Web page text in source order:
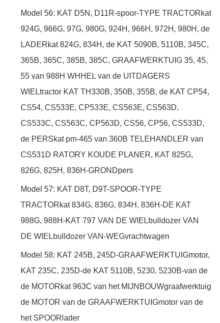
Model 56: KAT D5N, D11R-spoor-TYPE TRACTORkat
924G, 966G, 97G, 980G, 924H, 966H, 972H, 980H, de
LADERkat 824G, 834H, de KAT 5090B, 5110B, 345C,
365B, 365C, 385B, 385C, GRAAFWERKTUIG 35, 45,
55 van 988H WHHEL van de UITDAGERS
WIELtractor KAT TH330B, 350B, 355B, de KAT CP54,
CS54, CS533E, CP533E, CS563E, CS563D,
CS533C, CS563C, CP563D, CS56, CP56, CS533D,
de PERSkat pm-465 van 360B TELEHANDLER van
CS531D RATORY KOUDE PLANER, KAT 825G,
826G, 825H, 836H-GRONDpers
Model 57: KAT D8T, D9T-SPOOR-TYPE
TRACTORkat 834G, 836G, 834H, 836H-DE KAT
988G, 988H-KAT 797 VAN DE WIELbulldozer VAN
DE WIELbulldozer VAN-WEGvrachtwagen
Model 58: KAT 245B, 245D-GRAAFWERKTUIGmotor,
KAT 235C, 235D-de KAT 5110B, 5230, 5230B-van de
de MOTORkat 963C van het MIJNBOUWgraafwerktuig
de MOTOR van de GRAAFWERKTUIGmotor van de
het SPOORlader